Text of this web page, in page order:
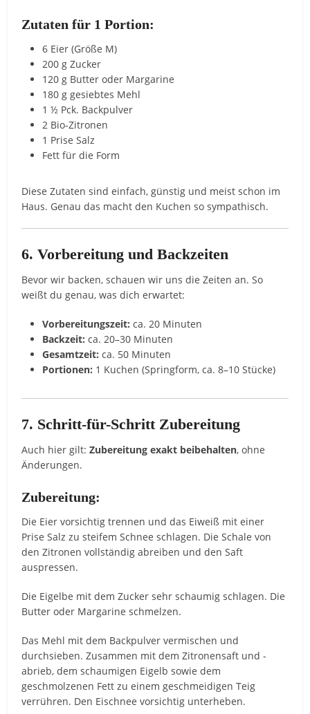
Zutaten für 1 Portion:
6 Eier (Größe M)
200 g Zucker
120 g Butter oder Margarine
180 g gesiebtes Mehl
1 ½ Pck. Backpulver
2 Bio-Zitronen
1 Prise Salz
Fett für die Form
Diese Zutaten sind einfach, günstig und meist schon im
Haus. Genau das macht den Kuchen so sympathisch.
6. Vorbereitung und Backzeiten
Bevor wir backen, schauen wir uns die Zeiten an. So
weißt du genau, was dich erwartet:
Vorbereitungszeit: ca. 20 Minuten
Backzeit: ca. 20–30 Minuten
Gesamtzeit: ca. 50 Minuten
Portionen: 1 Kuchen (Springform, ca. 8–10 Stücke)
7. Schritt-für-Schritt Zubereitung
Auch hier gilt:Zubereitung exakt beibehalten, ohne
Änderungen.
Zubereitung:
Die Eier vorsichtig trennen und das Eiweiß mit einer
Prise Salz zu steifem Schnee schlagen. Die Schale von
den Zitronen vollständig abreiben und den Saft
auspressen.
Die Eigelbe mit dem Zucker sehr schaumig schlagen. Die
Butter oder Margarine schmelzen.
Das Mehl mit dem Backpulver vermischen und
durchsieben. Zusammen mit dem Zitronensaft und -
abrieb, dem schaumigen Eigelb sowie dem
geschmolzenen Fett zu einem geschmeidigen Teig
verrühren. Den Eischnee vorsichtig unterheben.